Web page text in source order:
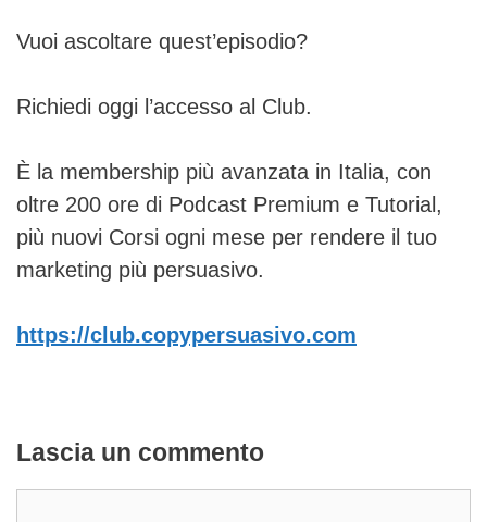
Vuoi ascoltare quest’episodio?
Richiedi oggi l’accesso al Club.
È la membership più avanzata in Italia, con
oltre 200 ore di Podcast Premium e Tutorial,
più nuovi Corsi ogni mese per rendere il tuo
marketing più persuasivo.
https://club.copypersuasivo.com
Lascia un commento